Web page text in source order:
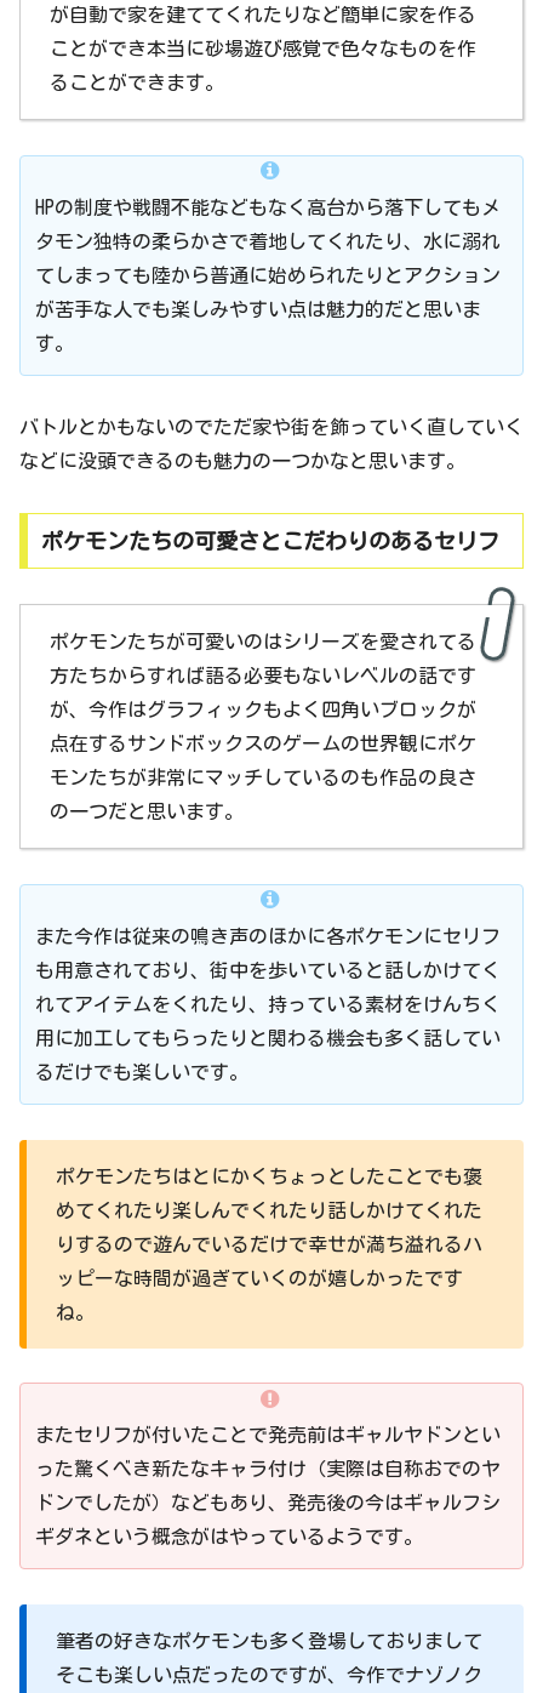
が自動で家を建ててくれたりなど簡単に家を作る
ことができ本当に砂場遊び感覚で色々なものを作
ることができます。
HPの制度や戦闘不能などもなく高台から落下してもメ
タモン独特の柔らかさで着地してくれたり、水に溺れ
てしまっても陸から普通に始められたりとアクション
が苦手な人でも楽しみやすい点は魅力的だと思いま
す。
バトルとかもないのでただ家や街を飾っていく直していく
などに没頭できるのも魅力の一つかなと思います。
ポケモンたちの可愛さとこだわりのあるセリフ
ポケモンたちが可愛いのはシリーズを愛されてる
方たちからすれば語る必要もないレベルの話です
が、今作はグラフィックもよく四角いブロックが
点在するサンドボックスのゲームの世界観にポケ
モンたちが非常にマッチしているのも作品の良さ
の一つだと思います。
また今作は従来の鳴き声のほかに各ポケモンにセリフ
も用意されており、街中を歩いていると話しかけてく
れてアイテムをくれたり、持っている素材をけんちく
用に加工してもらったりと関わる機会も多く話してい
るだけでも楽しいです。
ポケモンたちはとにかくちょっとしたことでも褒
めてくれたり楽しんでくれたり話しかけてくれた
りするので遊んでいるだけで幸せが満ち溢れるハ
ッピーな時間が過ぎていくのが嬉しかったです
ね。
またセリフが付いたことで発売前はギャルヤドンとい
った驚くべき新たなキャラ付け（実際は自称おでのヤ
ドンでしたが）などもあり、発売後の今はギャルフシ
ギダネという概念がはやっているようです。
筆者の好きなポケモンも多く登場しておりまして
そこも楽しい点だったのですが、今作でナゾノク